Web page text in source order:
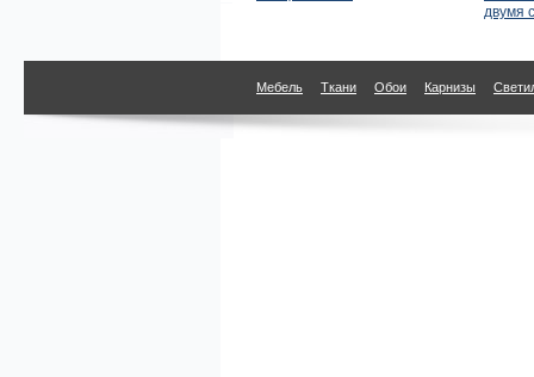
двумя
Мебель Ткани Обои Карнизы